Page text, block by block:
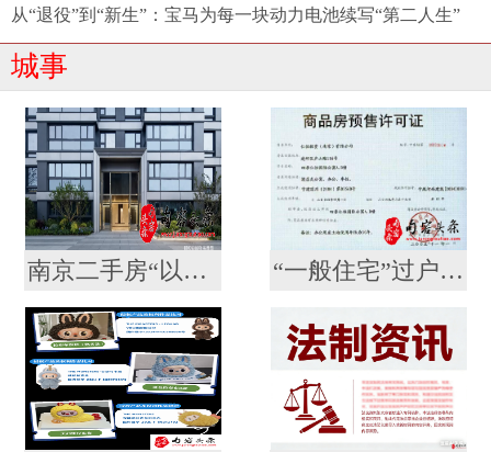
从“退役”到“新生”：宝马为每一块动力电池续写“第二人生”
城事
南京二手房“以旧换新”再扩容 河西颐和·铂樾府纳入置换范围，共计10盘可选 “一般住宅”过户后成了“酒店式公寓” ？河西一高档小区遭遇权证“变脸”，相关部门回应仍按住宅登记